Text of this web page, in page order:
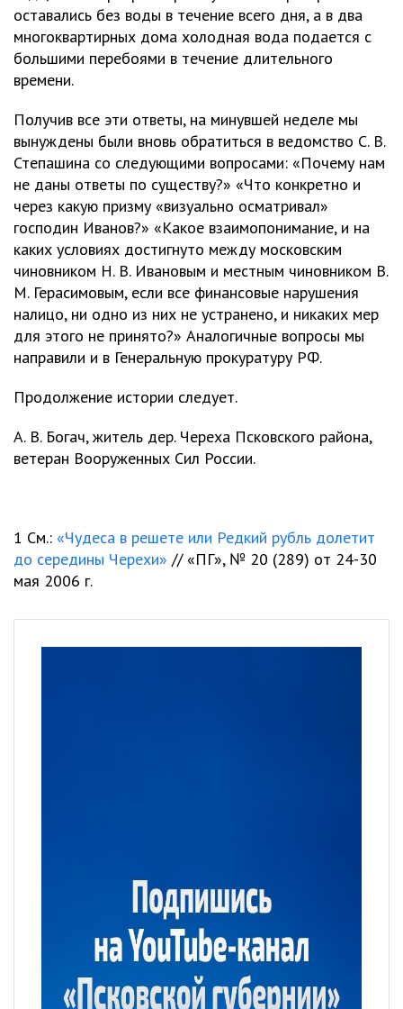
оставались без воды в течение всего дня, а в два
многоквартирных дома холодная вода подается с
большими перебоями в течение длительного
времени.
Получив все эти ответы, на минувшей неделе мы
вынуждены были вновь обратиться в ведомство С. В.
Степашина со следующими вопросами: «Почему нам
не даны ответы по существу?» «Что конкретно и
через какую призму «визуально осматривал»
господин Иванов?» «Какое взаимопонимание, и на
каких условиях достигнуто между московским
чиновником Н. В. Ивановым и местным чиновником В.
М. Герасимовым, если все финансовые нарушения
налицо, ни одно из них не устранено, и никаких мер
для этого не принято?» Аналогичные вопросы мы
направили и в Генеральную прокуратуру РФ.
Продолжение истории следует.
А. В. Богач, житель дер. Череха Псковского района,
ветеран Вооруженных Сил России.
1 См.: «Чудеса в решете или Редкий рубль долетит
до середины Черехи» // «ПГ», № 20 (289) от 24-30
мая 2006 г.